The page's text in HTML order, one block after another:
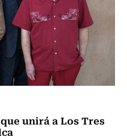
unirá a Los Tres